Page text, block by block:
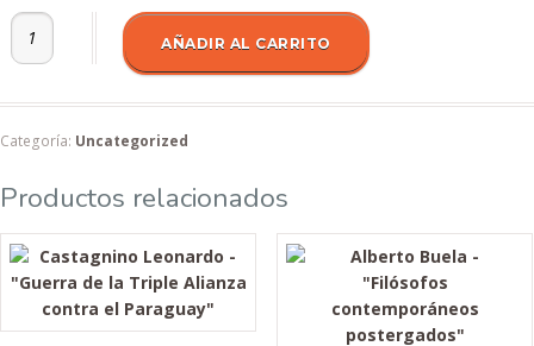
Hugo Verdera - El pensamiento de Antonio Gramsci cantidad
AÑADIR AL CARRITO
Categoría: Uncategorized
Productos relacionados